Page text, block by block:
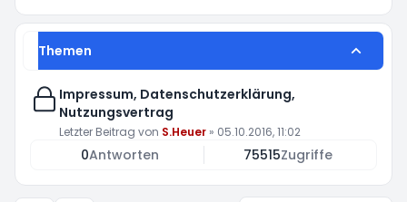
Themen
Impressum, Datenschutzerklärung,
Nutzungsvertrag
Letzter Beitrag von S.Heuer » 05.10.2016, 11:02
0Antworten 75515Zugriffe